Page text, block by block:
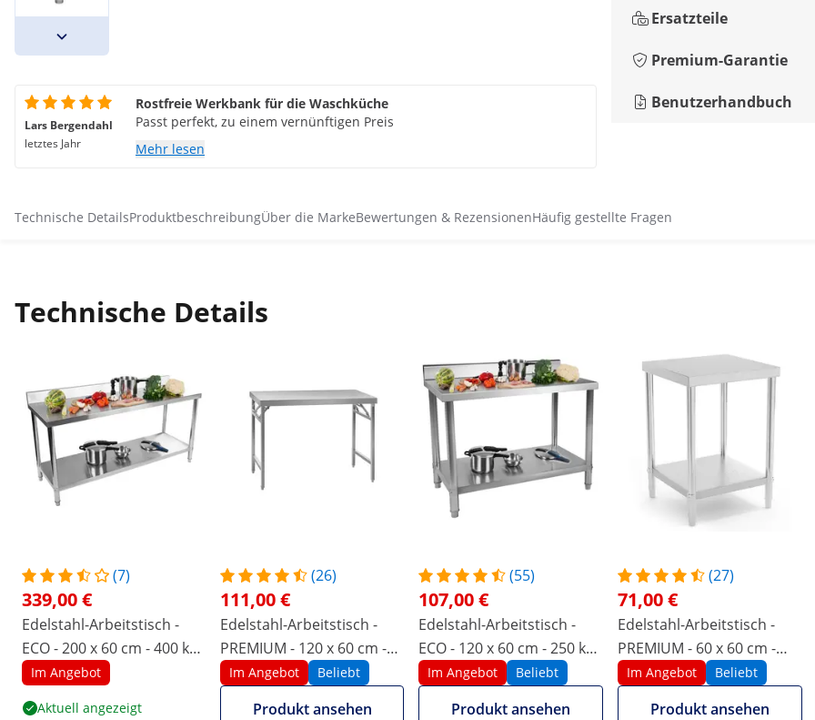
Ersatzteile
Premium-Garantie
Benutzerhandbuch
Lars Bergendahl
letztes Jahr
Rostfreie Werkbank für die Waschküche
Passt perfekt, zu einem vernünftigen Preis
Mehr lesen
Technische DetailsProduktbeschreibungÜber die MarkeBewertungen & RezensionenHäufig gestellte Fragen
Technische Details
(7)
339,00 €
Edelstahl-Arbeitstisch -
ECO - 200 x 60 cm - 400 kg -
Aufkantung - Royal
Im Angebot
Aktuell angezeigt
(26)
111,00 €
Edelstahl-Arbeitstisch -
PREMIUM - 120 x 60 cm -
210 kg - klappbar - Royal
Catering
Im Angebot Beliebt
Produkt ansehen
(55)
107,00 €
Edelstahl-Arbeitstisch -
ECO - 120 x 60 cm - 250 kg -
Aufkantung - Royal
Catering
Im Angebot Beliebt
Produkt ansehen
(27)
71,00 €
Edelstahl-Arbeitstisch -
PREMIUM - 60 x 60 cm -
250 kg - Royal Catering
Im Angebot Beliebt
Produkt ansehen